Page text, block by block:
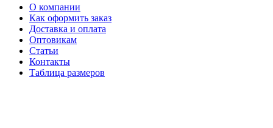
О компании
Как оформить заказ
Доставка и оплата
Оптовикам
Статьи
Контакты
Таблица размеров